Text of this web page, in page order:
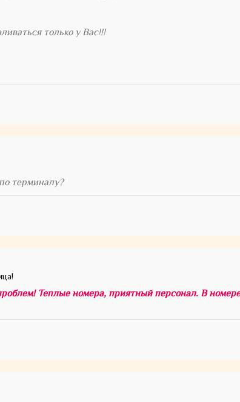
только у Вас!!!
терминалу?
Теплые номера, приятный персонал. В